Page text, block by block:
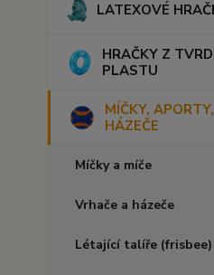
LATEXOVÉ
HRAČKY Z
PLASTU
MÍČKY,
HÁZEČE
Míčky a míče
Vrhače a házeče
Létající talíře (frisbee)